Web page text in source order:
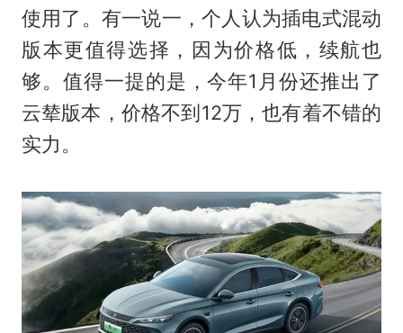
使用了。有一说一，个人认为插电式混动
版本更值得选择，因为价格低，续航也
够。值得一提的是，今年1月份还推出了
云辇版本，价格不到12万，也有着不错的
实力。